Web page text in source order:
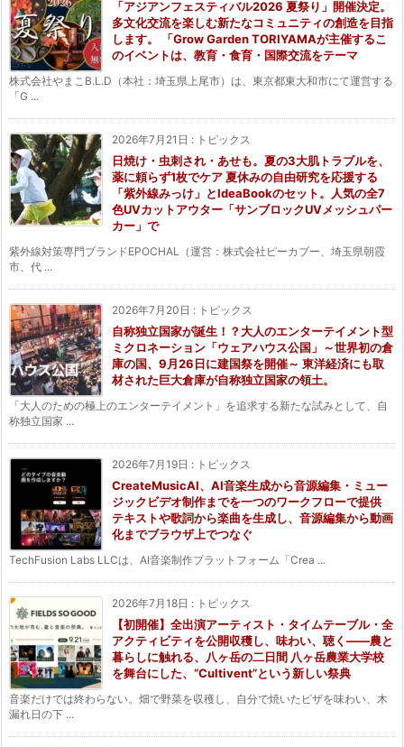
「アジアンフェスティバル2026 夏祭り」開催決定。
多文化交流を楽しむ新たなコミュニティの創造を目指
します。 「Grow Garden TORIYAMAが主催するこ
のイベントは、教育・食育・国際交流をテーマ
株式会社やまこB.L.D（本社：埼玉県上尾市）は、東京都東大和市にて運営する
「G ...
2026年7月21日 : トピックス
日焼け・虫刺され・あせも。夏の3大肌トラブルを、
薬に頼らず1枚でケア 夏休みの自由研究を応援する
「紫外線みっけ」とIdeaBookのセット。人気の全7
色UVカットアウター「サンブロックUVメッシュパー
カー」で
紫外線対策専門ブランドEPOCHAL（運営：株式会社ピーカブー、埼玉県朝霞
市、代 ...
2026年7月20日 : トピックス
自称独立国家が誕生！？大人のエンターテイメント型
ミクロネーション「ウェアハウス公国」～世界初の倉
庫の国、9月26日に建国祭を開催～ 東洋経済にも取
材された巨大倉庫が自称独立国家の領土。
「大人のための極上のエンターテイメント」を追求する新たな試みとして、自
称独立国家 ...
2026年7月19日 : トピックス
CreateMusicAI、AI音楽生成から音源編集・ミュー
ジックビデオ制作までを一つのワークフローで提供
テキストや歌詞から楽曲を生成し、音源編集から動画
化までブラウザ上でつなぐ
TechFusion Labs LLCは、AI音楽制作プラットフォーム「Crea ...
2026年7月18日 : トピックス
【初開催】全出演アーティスト・タイムテーブル・全
アクティビティを公開収穫し、味わい、聴く——農と
暮らしに触れる、八ヶ岳の二日間 八ヶ岳農業大学校
を舞台にした、“Cultivent”という新しい祭典
音楽だけでは終わらない。畑で野菜を収穫し、自分で焼いたピザを味わい、木
漏れ日の下 ...